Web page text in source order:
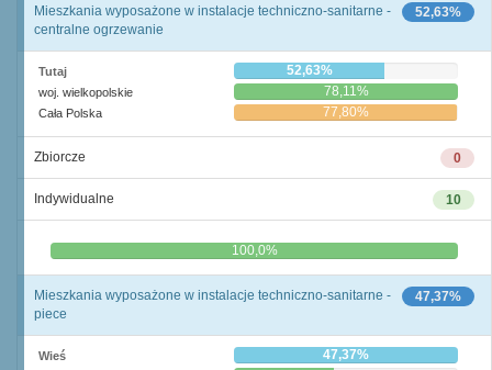
52,63%
Mieszkania wyposażone w instalacje techniczno-sanitarne -
centralne ogrzewanie
Tutaj 52,63%
woj. wielkopolskie 78,11%
Cała Polska 77,80%
0
Zbiorcze
10
Indywidualne
0,0% 100,0%
47,37%
Mieszkania wyposażone w instalacje techniczno-sanitarne -
piece
Wieś 47,37%